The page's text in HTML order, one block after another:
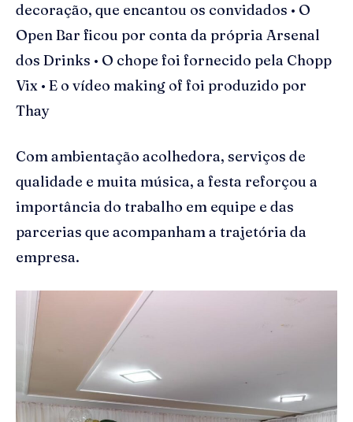
decoração, que encantou os convidados • O
Open Bar ficou por conta da própria Arsenal
dos Drinks • O chope foi fornecido pela Chopp
Vix • E o vídeo making of foi produzido por
Thay
Com ambientação acolhedora, serviços de
qualidade e muita música, a festa reforçou a
importância do trabalho em equipe e das
parcerias que acompanham a trajetória da
empresa.